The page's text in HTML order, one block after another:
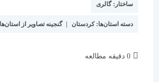
ساختار:گالری
دسته استان‌ها:کردستان | گنجینه تصاویر از استان‌های ایران